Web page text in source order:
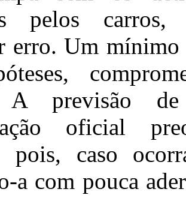
pelos
erro. Um
A previsão
oficial
pois, caso
a com pouca